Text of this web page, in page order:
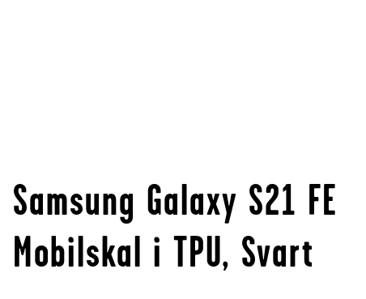
Samsung Galaxy S21 FE
Mobilskal i TPU, Svart